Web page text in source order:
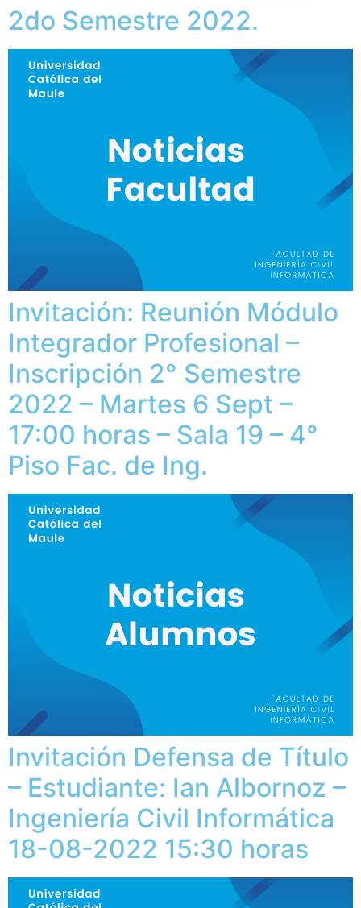
2do Semestre 2022.
Invitación: Reunión Módulo
Integrador Profesional –
Inscripción 2° Semestre
2022 – Martes 6 Sept –
17:00 horas – Sala 19 – 4°
Piso Fac. de Ing.
Invitación Defensa de Título
– Estudiante: Ian Albornoz –
Ingeniería Civil Informática
18-08-2022 15:30 horas